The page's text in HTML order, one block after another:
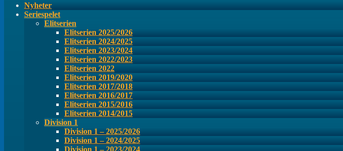
Nyheter
Seriespelet
Elitserien
Elitserien 2025/2026
Elitserien 2024/2025
Elitserien 2023/2024
Elitserien 2022/2023
Elitserien 2022
Elitserien 2019/2020
Elitserien 2017/2018
Elitserien 2016/2017
Elitserien 2015/2016
Elitserien 2014/2015
Division 1
Division 1 – 2025/2026
Division 1 – 2024/2025
Division 1 – 2023/2024